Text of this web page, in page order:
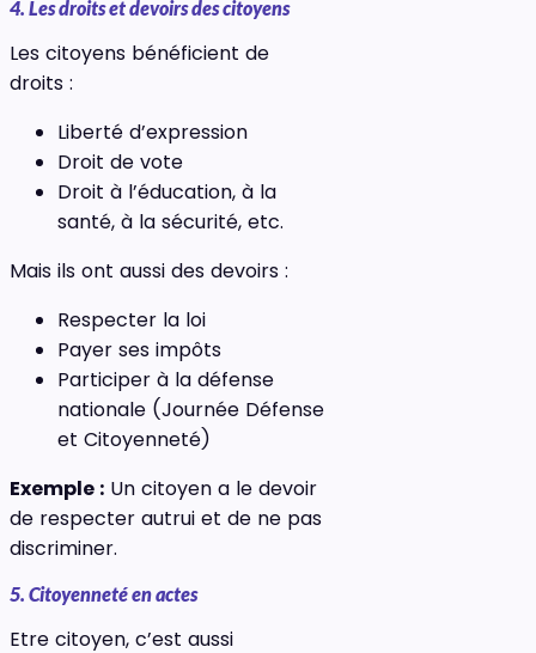
4. Les droits et devoirs des citoyens
Les citoyens bénéficient de
droits :
Liberté d’expression
Droit de vote
Droit à l’éducation, à la
santé, à la sécurité, etc.
Mais ils ont aussi des devoirs :
Respecter la loi
Payer ses impôts
Participer à la défense
nationale (Journée Défense
et Citoyenneté)
Exemple : Un citoyen a le devoir
de respecter autrui et de ne pas
discriminer.
5. Citoyenneté en actes
Etre citoyen, c’est aussi